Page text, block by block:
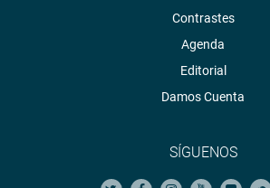
Contrastes
Agenda
Editorial
Damos Cuenta
SÍGUENOS